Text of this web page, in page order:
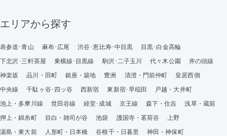
エリアから探す
表参道･青山 麻布･広尾 渋谷･恵比寿･中目黒
目黒･白金高輪
下北沢･三軒茶屋
東横線･目黒線 駒沢･二子玉川 代々木公園
井の頭線
神楽坂
品川・田町 銀座・築地 豊洲 清澄・門前仲町
皇居西側
中央線
千駄ヶ谷･四ッ谷 西新宿 東新宿･早稲田
戸越・大井町
池上・多摩川線
世田谷線 経堂･成城 京王線 森下・住吉
浅草・蔵前
押上・錦糸町
目白・雑司が谷 池袋 護国寺・茗荷谷
上野
湯島・東大前
人形町・日本橋 谷根千・日暮里
神田・神保町